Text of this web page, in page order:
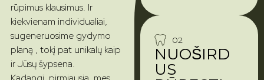
rūpimus klausimus. Ir
kiekvienam individualiai,
sugeneruosime gydymo
planą , tokį pat unikalų kaip
ir Jūsų šypsena.
02
NUOŠIRD
US